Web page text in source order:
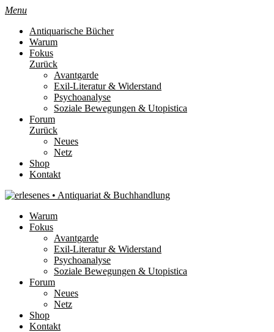
Menu
Antiquarische Bücher
Warum
Fokus
Zurück
Avantgarde
Exil-Literatur & Widerstand
Psychoanalyse
Soziale Bewegungen & Utopistica
Forum
Zurück
Neues
Netz
Shop
Kontakt
Warum
Fokus
Avantgarde
Exil-Literatur & Widerstand
Psychoanalyse
Soziale Bewegungen & Utopistica
Forum
Neues
Netz
Shop
Kontakt